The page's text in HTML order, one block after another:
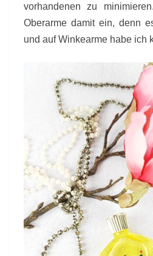
vorhandenen zu
Oberarme damit ein, denn
und auf Winkearme habe ich